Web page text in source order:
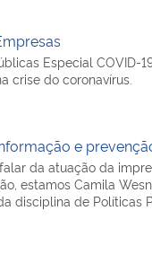
Especial COVID-
crise do coronavírus.
e
da atuação da
estamos Camila
disciplina de Políticas